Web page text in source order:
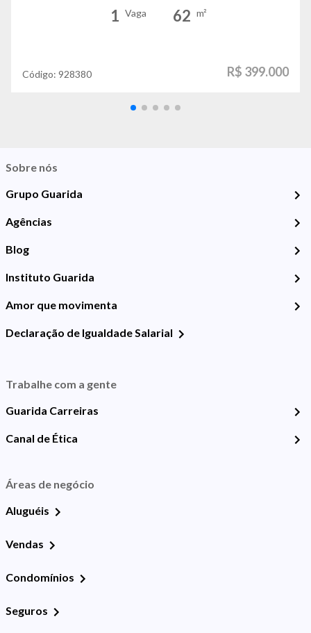
1 Vaga 62 m²
Código: 928380 R$ 399.000
Sobre nós
Grupo Guarida
Agências
Blog
Instituto Guarida
Amor que movimenta
Declaração de Igualdade Salarial
Trabalhe com a gente
Guarida Carreiras
Canal de Ética
Áreas de negócio
Aluguéis
Vendas
Condomínios
Seguros